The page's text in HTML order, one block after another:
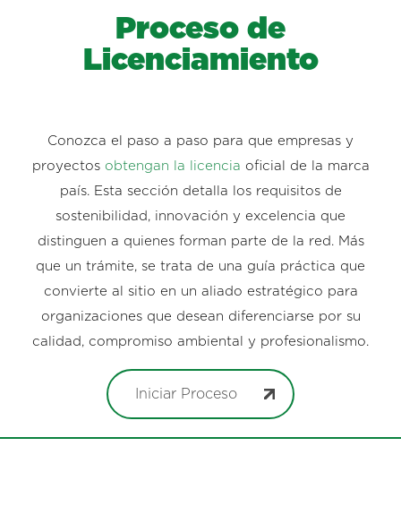
Proceso de
Licenciamiento
Conozca el paso a paso para que empresas y
proyectos obtengan la licencia oficial de la marca
país. Esta sección detalla los requisitos de
sostenibilidad, innovación y excelencia que
distinguen a quienes forman parte de la red. Más
que un trámite, se trata de una guía práctica que
convierte al sitio en un aliado estratégico para
organizaciones que desean diferenciarse por su
calidad, compromiso ambiental y profesionalismo.
Iniciar Proceso